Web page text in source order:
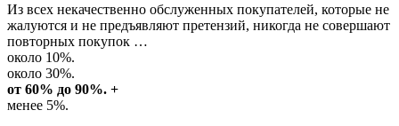
Из всех некачественно обслуженных покупателей, которые не
жалуются и не предъявляют претензий, никогда не совершают
повторных покупок …
около 10%.
около 30%.
от 60% до 90%. +
менее 5%.